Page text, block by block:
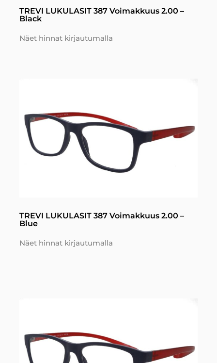
TREVI LUKULASIT 387 Voimakkuus 2.00 –
Black
Näet hinnat kirjautumalla
TREVI LUKULASIT 387 Voimakkuus 2.00 –
Blue
Näet hinnat kirjautumalla